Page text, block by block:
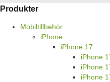
Produkter
Mobiltillbehör
iPhone
iPhone 17
iPhone
iPhone
iPhone